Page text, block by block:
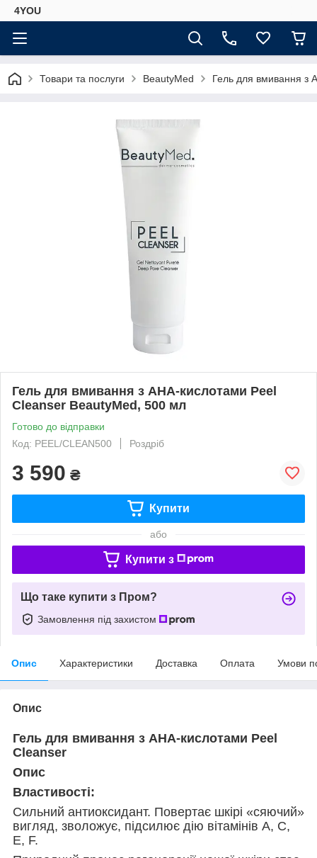
4YOU
Товари та послуги BeautyMed Гель для вмивання з
Гель для вмивання з AHA-кислотами Peel
Cleanser BeautyMed, 500 мл
Готово до відправки
Код: PEEL/CLEAN500
Роздріб
3 590 ₴
Купити
або
Купити з
Що таке купити з Пром?
Замовлення під захистом
Опис Характеристики Доставка Оплата Умови
Опис
Гель для вмивання з AHA-кислотами Peel
Cleanser
Опис
Властивості:
Сильний антиоксидант. Повертає шкірі «сяючий»
вигляд, зволожує, підсилює дію вітамінів A, C,
E, F.